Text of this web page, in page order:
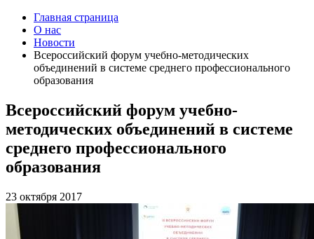
Главная страница
О нас
Новости
Всероссийский форум учебно-методических
объединений в системе среднего профессионального
образования
Всероссийский форум учебно-
методических объединений в системе
среднего профессионального
образования
23 октября 2017